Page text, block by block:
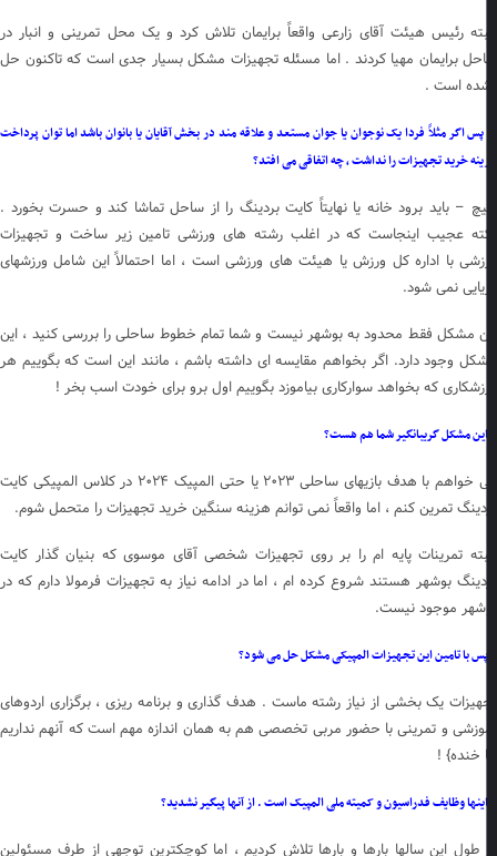
رئیس هیئت آقای زارعی واقعاً برایمان تلاش کرد و یک محل تمرینی و انبار در
برایمان مهیا کردند . اما مسئله تجهیزات مشکل بسیار جدی است که تاکنون حل
است .
اگر مثلاً فردا یک نوجوان یا جوان مستعد و علاقه مند در بخش آقایان یا بانوان باشد اما توان پرداخت
خرید تجهیزات را نداشت ، چه اتفاقی می افتد؟
– باید برود خانه یا نهایتاً کایت بردینگ را از ساحل تماشا کند و حسرت بخورد .
عجیب اینجاست که در اغلب رشته های ورزشی تامین زیر ساخت و تجهیزات
با اداره کل ورزش یا هیئت های ورزشی است ، اما احتمالاً این شامل ورزشهای
نمی شود.
مشکل فقط محدود به بوشهر نیست و شما تمام خطوط ساحلی را بررسی کنید ، این
وجود دارد. اگر بخواهم مقایسه ای داشته باشم ، مانند این است که بگوییم هر
که بخواهد سوارکاری بیاموزد بگوییم اول برو برای خودت اسب بخر !
مشکل گریبانگیر شما هم هست؟
می خواهم با هدف بازیهای ساحلی ۲۰۲۳ یا حتی المپیک ۲۰۲۴ در کلاس المپیکی کایت
تمرین کنم ، اما واقعاً نمی توانم هزینه سنگین خرید تجهیزات را متحمل شوم.
تمرینات پایه ام را بر روی تجهیزات شخصی آقای موسوی که بنیان گذار کایت
بوشهر هستند شروع کرده ام ، اما در ادامه نیاز به تجهیزات فرمولا دارم که در
موجود نیست.
با تامین این تجهیزات المپیکی مشکل حل می شود؟
یک بخشی از نیاز رشته ماست . هدف گذاری و برنامه ریزی ، برگزاری اردوهای
و تمرینی با حضور مربی تخصصی هم به همان اندازه مهم است که آنهم نداریم
خنده} !
وظایف فدراسیون و کمیته ملی المپیک است . از آنها پیگیر نشدید؟
طول این سالها بارها و بارها تلاش کردیم ، اما کوچکترین توجهی از طرف مسئولین